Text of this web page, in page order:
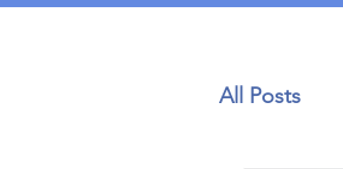
All Posts